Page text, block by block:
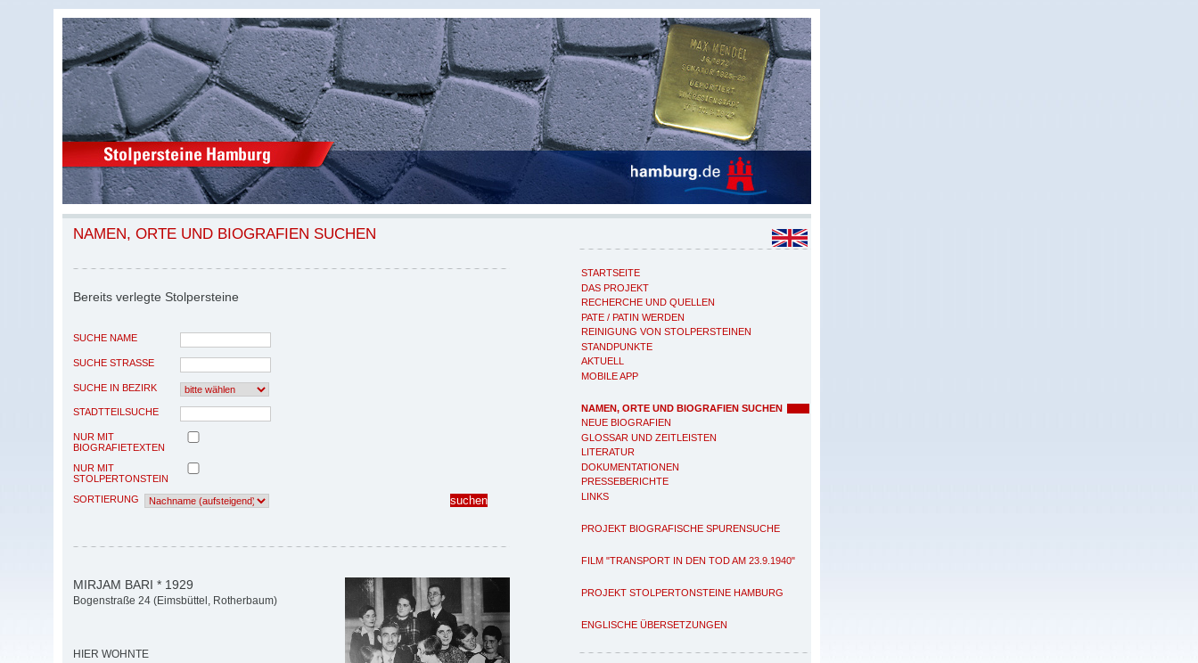
STARTSEITE
DAS PROJEKT
RECHERCHE UND QUELLEN
PATE / PATIN WERDEN
REINIGUNG VON STOLPERSTEINEN
STANDPUNKTE
AKTUELL
MOBILE APP
NAMEN, ORTE UND BIOGRAFIEN SUCHEN
NEUE BIOGRAFIEN
GLOSSAR UND ZEITLEISTEN
LITERATUR
DOKUMENTATIONEN
PRESSEBERICHTE
LINKS
PROJEKT BIOGRAFISCHE SPURENSUCHE
FILM "TRANSPORT IN DEN TOD AM 23.9.1940"
PROJEKT STOLPERTONSTEINE HAMBURG
ENGLISCHE ÜBERSETZUNGEN
NAMEN, ORTE UND BIOGRAFIEN SUCHEN
Bereits verlegte Stolpersteine
SUCHE NAME
SUCHE STRASSE
SUCHE IN BEZIRK
STADTTEILSUCHE
NUR MIT
BIOGRAFIETEXTEN
NUR MIT
STOLPERTONSTEIN
SORTIERUNG
MIRJAM BARI * 1929
Bogenstraße 24 (Eimsbüttel, Rotherbaum)
HIER WOHNTE